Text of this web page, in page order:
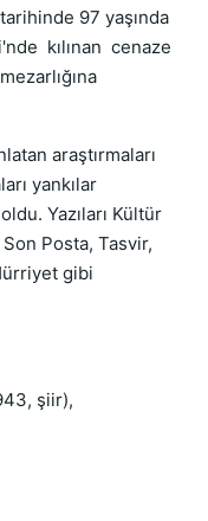
97 yaşında
kılınan cenaze
araştırmaları
yankılar
Yazıları Kültür
Son Posta, Tasvir,
gibi
şiir),